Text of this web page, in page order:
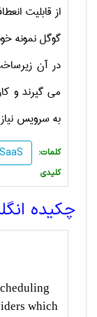
از قابلیت
گوگل نمونه
در آن
می گیرند و
به سرویس
زمان بندی SaaS
:کلمات
کلیدی
چکیده
which